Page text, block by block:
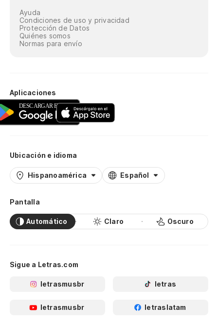
Ayuda
Condiciones de uso y privacidad
Protección de Datos
Quiénes somos
Normas para envío
Aplicaciones
Ubicación e idioma
Hispanoamérica Español
Pantalla
Automático Claro Oscuro
Sigue a Letras.com
letrasmusbr letras
letrasmusbr letraslatam